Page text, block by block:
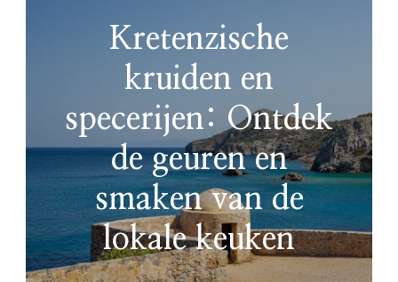
Kretenzische
kruiden en
specerijen: Ontdek
de geuren en
smaken van de
lokale keuken